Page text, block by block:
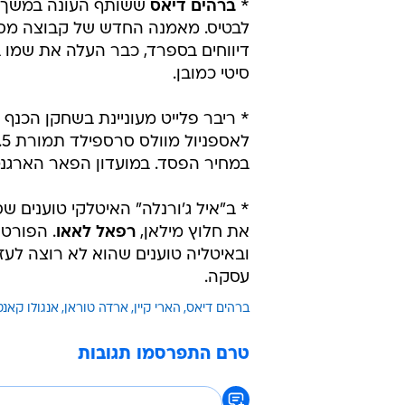
* ברהים דיאס
דיווחים בספרד, כבר העלה את
סיטי כמובן.
* ריבר פלייט מעוניינת בשחקן
במחיר הפסד. במועדון הפאר הארגנטינאי
* ב"איל ג'ורנלה" האיטלקי טוענים
את חלוץ מילאן, רפאל לאאו
ובאיטליה טוענים שהוא לא רוצה
עסקה.
ברהים דיאס הארי קיין ארדה טוראן אנגולו
טרם התפרסמו תגובות